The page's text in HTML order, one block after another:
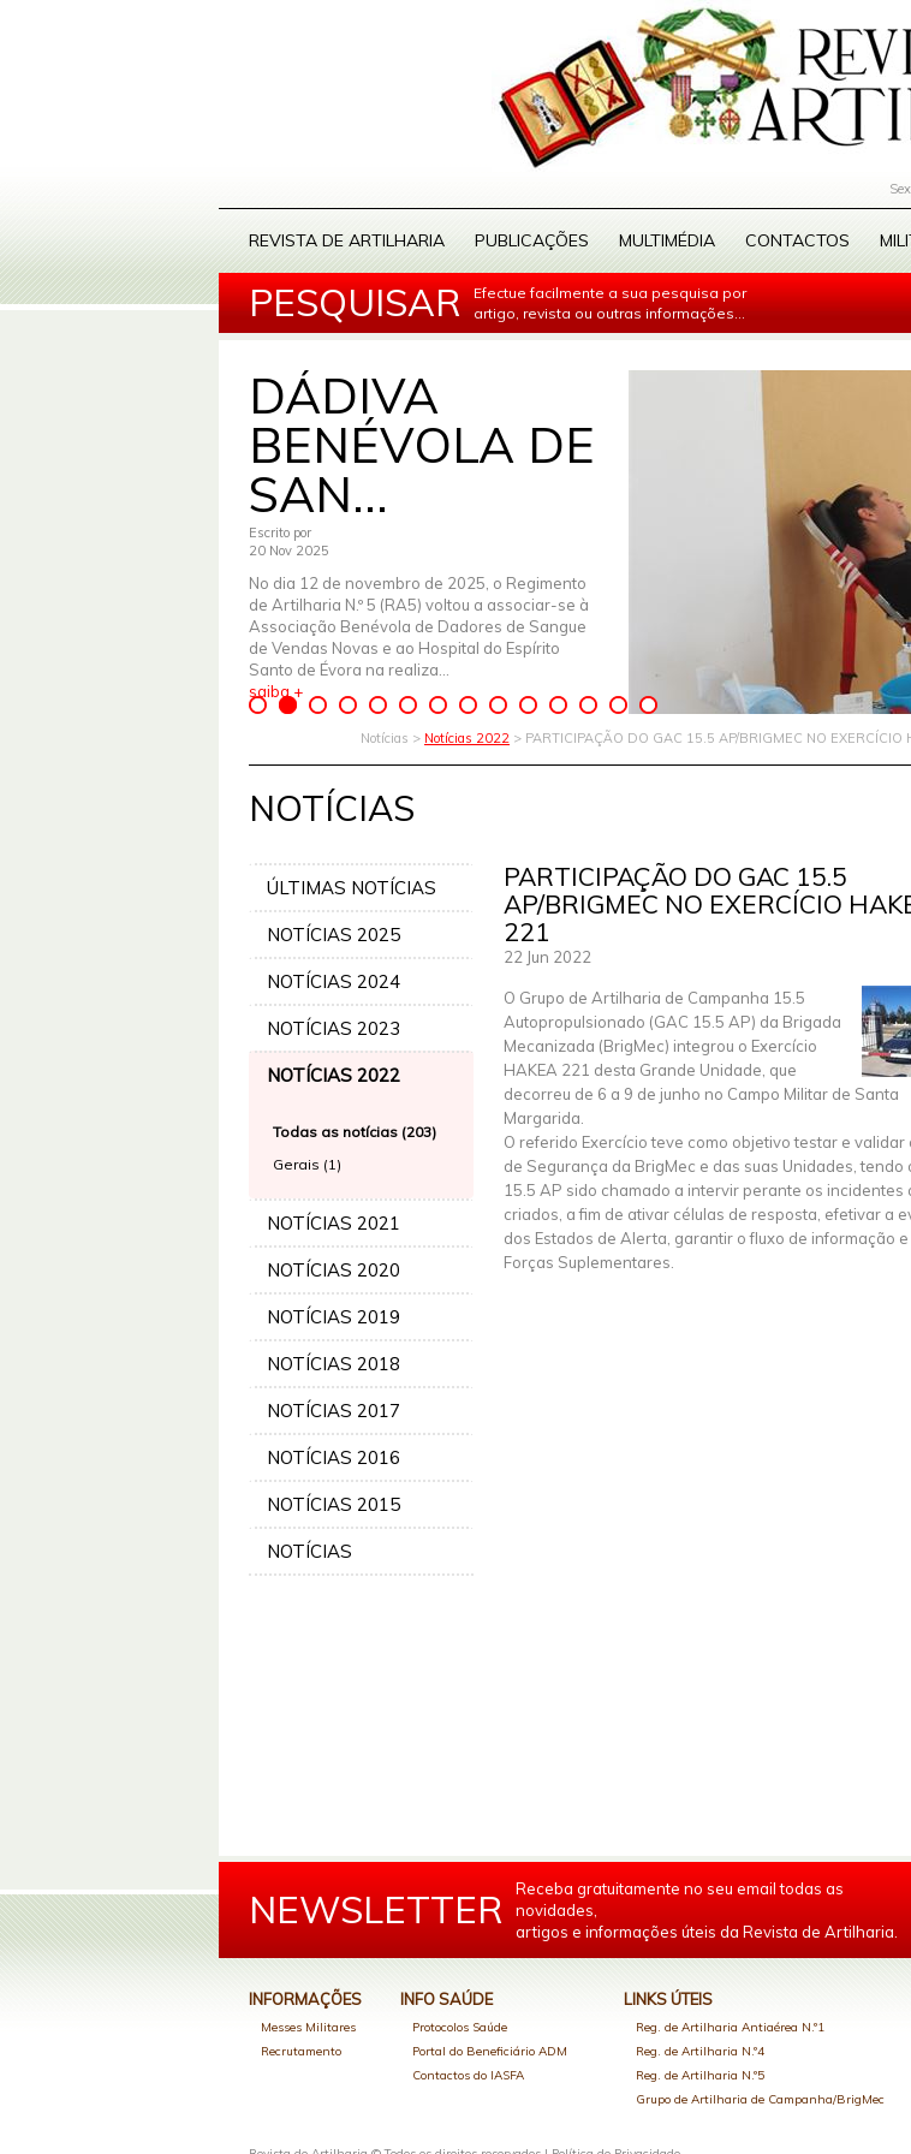
REVISTA DE ARTILHARIA PUBLICAÇÕES MULTIMÉDIA CONTACTOS
PESQUISAR
Efectue facilmente a sua pesquisa por
artigo, revista ou outras informações...
DÁDIVA
BENÉVOLA DE
SAN...
Escrito por
20 Nov 2025
No dia 12 de novembro de 2025, o Regimento
de Artilharia N.º 5 (RA5) voltou a associar-se à
Associação Benévola de Dadores de Sangue
de Vendas Novas e ao Hospital do Espírito
Santo de Évora na realiza...
saiba +
Notícias > Notícias 2022 > PARTICIPAÇÃO DO GAC 15.5 AP/BRIGMEC NO EXERCÍCIO
NOTÍCIAS
ÚLTIMAS NOTÍCIAS
NOTÍCIAS 2025
NOTÍCIAS 2024
NOTÍCIAS 2023
NOTÍCIAS 2022
Todas as notícias (203)
Gerais (1)
NOTÍCIAS 2021
NOTÍCIAS 2020
NOTÍCIAS 2019
NOTÍCIAS 2018
NOTÍCIAS 2017
NOTÍCIAS 2016
NOTÍCIAS 2015
NOTÍCIAS
PARTICIPAÇÃO DO GAC 15.5
AP/BRIGMEC NO EXERCÍCIO
221
22 Jun 2022
O Grupo de Artilharia de Campanha 15.5
Autopropulsionado (GAC 15.5 AP) da Brigada
Mecanizada (BrigMec) integrou o Exercício
HAKEA 221 desta Grande Unidade, que
decorreu de 6 a 9 de junho no Campo Militar de Santa
Margarida.
O referido Exercício teve como objetivo testar e validar
de Segurança da BrigMec e das suas Unidades, tendo
15.5 AP sido chamado a intervir perante os incidentes
criados, a fim de ativar células de resposta, efetivar a
dos Estados de Alerta, garantir o fluxo de informação
Forças Suplementares.
NEWSLETTER
Receba gratuitamente no seu email todas as
novidades,
artigos e informações úteis da Revista de Artilharia.
INFORMAÇÕES
Messes Militares
Recrutamento
INFO SAÚDE
Protocolos Saúde
Portal do Beneficiário ADM
Contactos do IASFA
LINKS ÚTEIS
Reg. de Artilharia Antiaérea N.º1
Reg. de Artilharia N.º4
Reg. de Artilharia N.º5
Grupo de Artilharia de Campanha/BrigMec